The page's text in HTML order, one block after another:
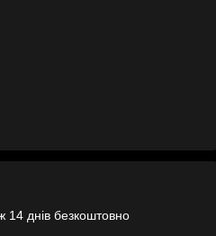
14 днів безкоштовно